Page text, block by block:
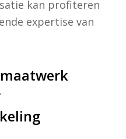
kan profiteren
expertise van